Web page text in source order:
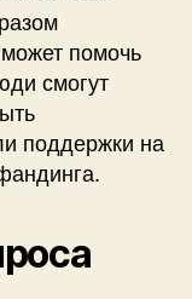
помочь
смогут
поддержки на